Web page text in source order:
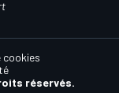
réservés.
cookies